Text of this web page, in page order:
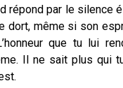
répond par le silence
dort, même si son
que tu lui
Il ne sait plus qui